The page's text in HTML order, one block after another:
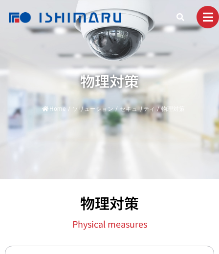
物理対策
Home / ソリューション / セキュリティ / 物理対策
物理対策
Physical measures